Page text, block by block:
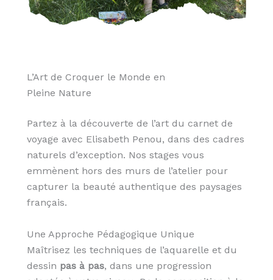
L’Art de Croquer le Monde en
Pleine Nature
Partez à la découverte de l’art du carnet de
voyage avec Elisabeth Penou, dans des cadres
naturels d’exception. Nos stages vous
emmènent hors des murs de l’atelier pour
capturer la beauté authentique des paysages
français.
Une Approche Pédagogique Unique
Maîtrisez les techniques de l’aquarelle et du
dessin pas à pas, dans une progression